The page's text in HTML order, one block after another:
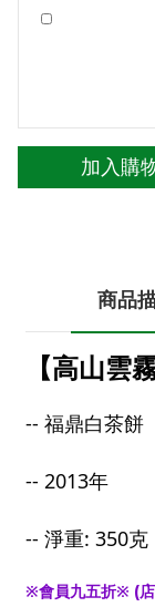
加入購
商品
【高山雲
-- 福鼎白茶餅
-- 2013年
-- 淨重: 350克
※會員九五折※ (